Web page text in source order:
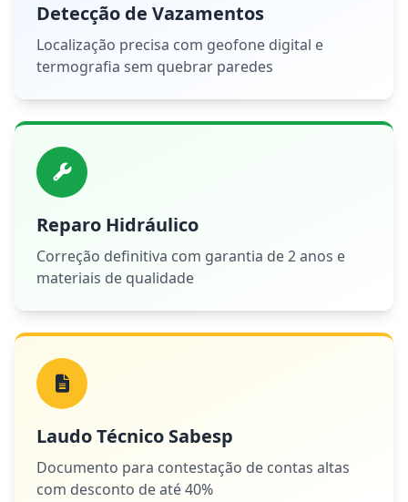
Detecção de Vazamentos
Localização precisa com geofone digital e
termografia sem quebrar paredes
Reparo Hidráulico
Correção definitiva com garantia de 2 anos e
materiais de qualidade
Laudo Técnico Sabesp
Documento para contestação de contas altas
com desconto de até 40%